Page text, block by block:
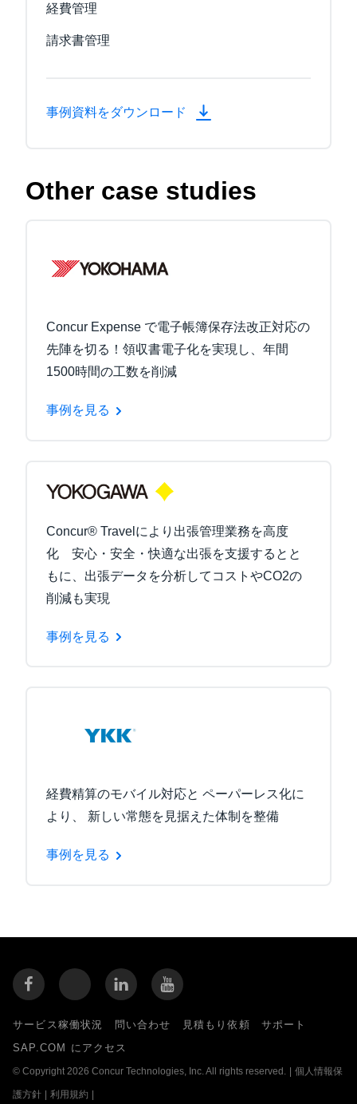
経費管理
請求書管理
事例資料をダウンロード
Other case studies
Concur Expense で電子帳簿保存法改正対応の
先陣を切る！領収書電子化を実現し、年間
1500時間の工数を削減
事例を見る
Concur® Travelにより出張管理業務を高度
化 安心・安全・快適な出張を支援するとと
もに、出張データを分析してコストやCO2の
削減も実現
事例を見る
経費精算のモバイル対応と ペーパーレス化に
より、 新しい常態を見据えた体制を整備
事例を見る
サービス稼働状況 問い合わせ 見積もり依頼
サポート
SAP.COM にアクセス
© Copyright 2026 Concur Technologies, Inc. All rights reserved. 個人情報保
護方針 利用規約